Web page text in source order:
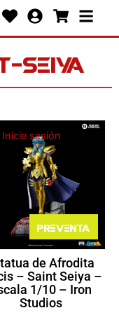
HeartUser-
circlecart
Bars
seiya
Inicie sesión
Preventa
de Afrodita
– Saint Seiya –
1/10 – Iron
Studios